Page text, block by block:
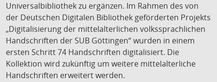
Universalbibliothek zu ergänzen. Im Rahmen des von
der Deutschen Digitalen Bibliothek geförderten Projekts
„Digitalisierung der mittelalterlichen volkssprachlichen
Handschriften der SUB Göttingen“ wurden in einem
ersten Schritt 74 Handschriften digitalisiert. Die
Kollektion wird zukünftig um weitere mittelalterliche
Handschriften erweitert werden.